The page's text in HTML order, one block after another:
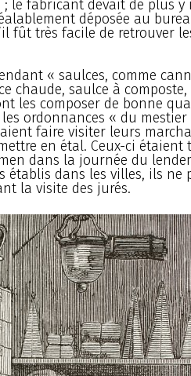
le fabricant devait de plus y
déposée au
fût très facile de retrouver
« saulces, comme
chaude, saulce à
les composer de bonne
ordonnances « du mestier
faire visiter leurs
en étal. Ceux-ci étaient
dans la journée du
établis dans les villes, ils ne
la visite des jurés.